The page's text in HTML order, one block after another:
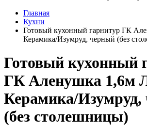
Главная
Кухни
Готовый кухонный гарнитур ГК
Керамика/Изумруд, черный (без
Готовый кухонный
ГК Аленушка 1,6м
Керамика/
(без столешницы)